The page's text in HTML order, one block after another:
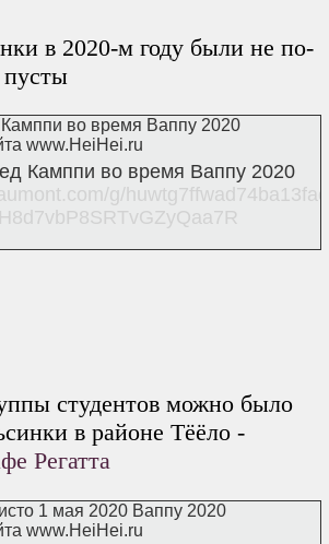
в 2020-м году были не по-
Камппи во время Ваппу 2020
g/
студентов можно было
в районе Тёёло -
Регатта